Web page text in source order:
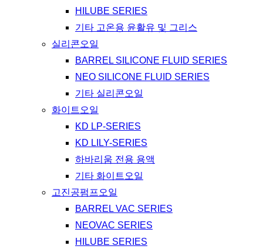
HILUBE SERIES
기타 고온용 윤활유 및 그리스
실리콘오일
BARREL SILICONE FLUID SERIES
NEO SILICONE FLUID SERIES
기타 실리콘오일
화이트오일
KD LP-SERIES
KD LILY-SERIES
하바리움 전용 용액
기타 화이트오일
고진공펌프오일
BARREL VAC SERIES
NEOVAC SERIES
HILUBE SERIES